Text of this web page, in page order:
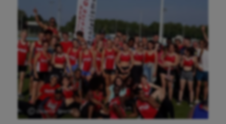
Ⓒ Gazette Sports